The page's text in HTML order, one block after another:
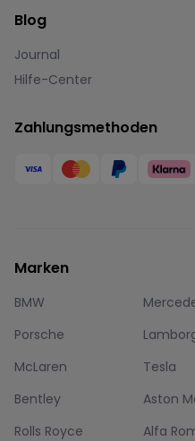
Blog
Journal
Hilfe-Center
Zahlungsmethoden
Marken
BMW
Porsche
McLaren
Tesla
Bentley
Aston
Rolls Royce
Alfa